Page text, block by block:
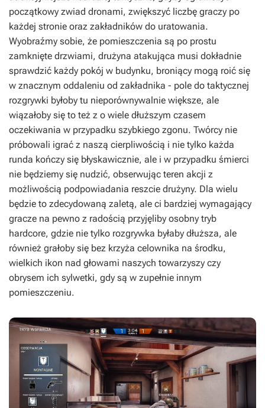
początkowy zwiad dronami, zwiększyć liczbę graczy po
każdej stronie oraz zakładników do uratowania.
Wyobraźmy sobie, że pomieszczenia są po prostu
zamknięte drzwiami, drużyna atakująca musi dokładnie
sprawdzić każdy pokój w budynku, broniący mogą roić się
w znacznym oddaleniu od zakładnika - pole do taktycznej
rozgrywki byłoby tu nieporównywalnie większe, ale
wiązałoby się to też z o wiele dłuższym czasem
oczekiwania w przypadku szybkiego zgonu. Twórcy nie
próbowali igrać z naszą cierpliwością i nie tylko każda
runda kończy się błyskawicznie, ale i w przypadku śmierci
nie będziemy się nudzić, obserwując teren akcji z
możliwością podpowiadania reszcie drużyny. Dla wielu
będzie to zdecydowaną zaletą, ale ci bardziej wymagający
gracze na pewno z radością przyjęliby osobny tryb
hardcore, gdzie nie tylko rozgrywka byłaby dłuższa, ale
również grałoby się bez krzyża celownika na środku,
wielkich ikon nad głowami naszych towarzyszy czy
obrysem ich sylwetki, gdy są w zupełnie innym
pomieszczeniu.